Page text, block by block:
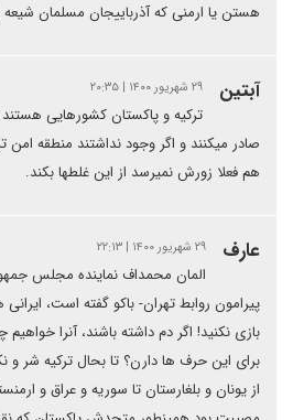
هستن یا ارمنی که آذرباییجان مسلمان شیعه
آبتین ۲۹ شهریور ۱۴۰۰ | ۲۰:۳۵
ترکیه و پاکستان کشورهایی
صادر میکنند و اگر وجود نداشتند منطقه امن
هم فعلا زورش نمیرسد از این غلطها بکند.
عارف ۲۹ شهریور ۱۴۰۰ | ۲۲:۱۳
المان محمداف نماینده مجلس
پیرامون روابط تهران- باکو گفته است،
بازی نکنید! اگر دم داشته باشند، آنرا
برای این حرف ها دارن؟ تا بحال ترکیه شر
از یونان و بلغارستان تا سوریه و عراق و